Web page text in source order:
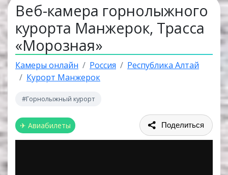
Веб-камера горнолыжного
курорта Манжерок, Трасса
«Морозная»
Камеры онлайн Россия
Республика Алтай
Курорт Манжерок
#Горнолыжный курорт
✈ Авиабилеты Поделиться